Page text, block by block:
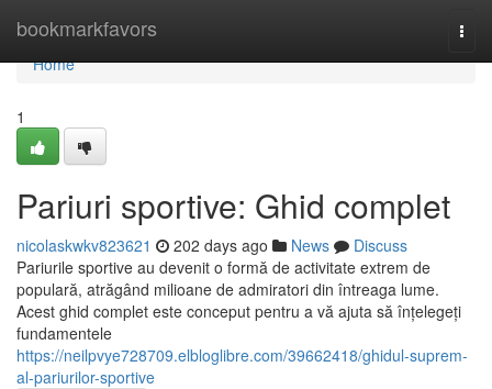
bookmarkfavors
Home
Home
1
Pariuri sportive: Ghid complet
nicolaskwkv823621 202 days ago News
Discuss
Pariurile sportive au devenit o formă de activitate extrem de
populară, atrăgând milioane de admiratori din întreaga lume.
Acest ghid complet este conceput pentru a vă ajuta să înțelegeți
fundamentele
https://neilpvye728709.elbloglibre.com/39662418/ghidul-suprem-
al-pariurilor-sportive